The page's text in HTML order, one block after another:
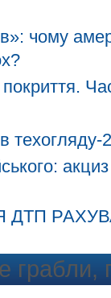
чому
техогляду-
ДТП
грабли,